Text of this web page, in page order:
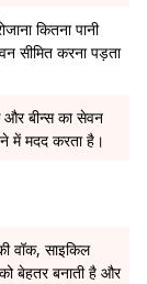
कितना पानी
सीमित करना पड़ता
बीन्स का सेवन
में मदद करता है।
वॉक, साइकिल
बेहतर बनाती है और